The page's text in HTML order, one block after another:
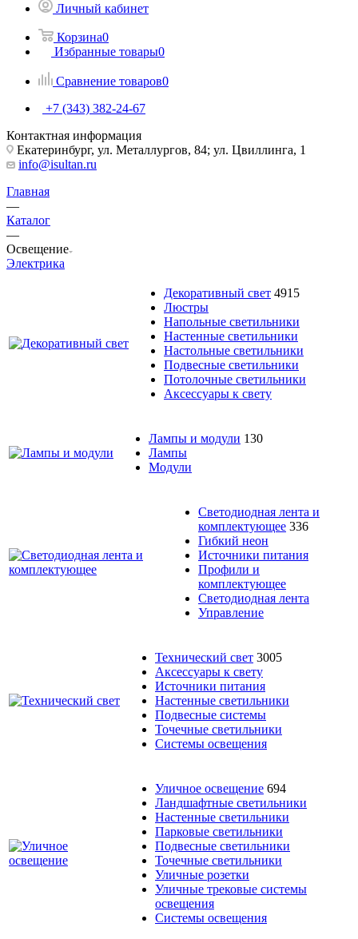
Личный кабинет
Корзина0
Избранные товары0
Сравнение товаров0
+7 (343) 382-24-67
Контактная информация
Екатеринбург, ул. Металлургов, 84; ул. Цвиллинга, 1
info@isultan.ru
Главная
—
Каталог
—
Освещение
Электрика
Декоративный свет 4915
Люстры
Напольные светильники
Настенные светильники
Настольные светильники
Подвесные светильники
Потолочные светильники
Аксессуары к свету
Лампы и модули 130
Лампы
Модули
Светодиодная лента и
комплектующее 336
Гибкий неон
Источники питания
Профили и
комплектующее
Светодиодная лента
Управление
Технический свет 3005
Аксессуары к свету
Источники питания
Настенные светильники
Подвесные системы
Точечные светильники
Системы освещения
Уличное освещение 694
Ландшафтные светильники
Настенные светильники
Парковые светильники
Подвесные светильники
Точечные светильники
Уличные розетки
Уличные трековые системы
освещения
Системы освещения